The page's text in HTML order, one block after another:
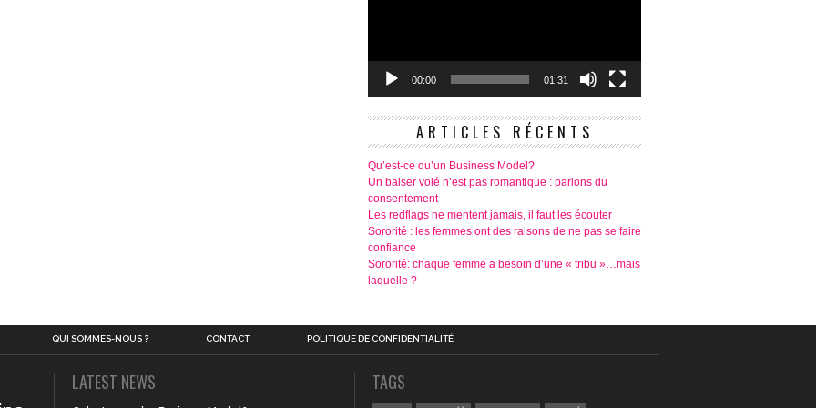
00:00 01:31
ARTICLES RÉCENTS
Qu’est-ce qu’un Business Model?
Un baiser volé n’est pas romantique : parlons du
consentement
Les redflags ne mentent jamais, il faut les écouter
Sororité : les femmes ont des raisons de ne pas se faire
confiance
Sororité: chaque femme a besoin d’une « tribu »…mais
laquelle ?
QUI SOMMES-NOUS ? CONTACT POLITIQUE DE CONFIDENTIALITÉ
LATEST NEWS TAGS